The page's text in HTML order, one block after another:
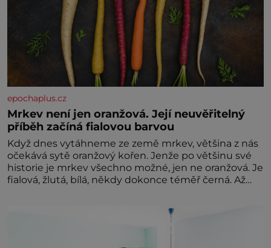
epochaplus.cz
Mrkev není jen oranžová. Její neuvěřitelný
příběh začíná fialovou barvou
Když dnes vytáhneme ze země mrkev, většina z nás
očekává sytě oranžový kořen. Jenže po většinu své
historie je mrkev všechno možné, jen ne oranžová. Je
fialová, žlutá, bílá, někdy dokonce téměř černá. Až
nedokážeme představit. Její příběh je